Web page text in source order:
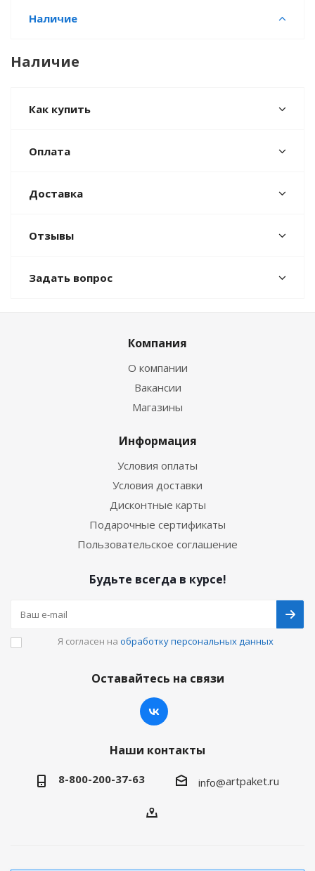
Наличие
Наличие
Как купить
Оплата
Доставка
Отзывы
Задать вопрос
Компания
О компании
Вакансии
Магазины
Информация
Условия оплаты
Условия доставки
Дисконтные карты
Подарочные сертификаты
Пользовательское соглашение
Будьте всегда в курсе!
Я согласен на обработку персональных данных
Оставайтесь на связи
Наши контакты
8-800-200-37-63 info@artpaket.ru